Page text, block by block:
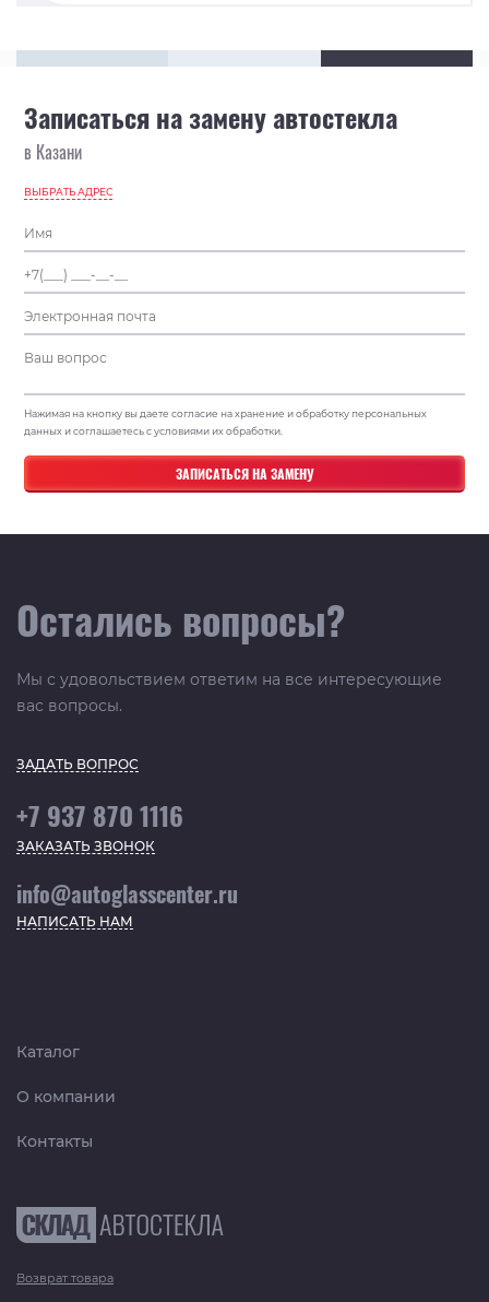
Записаться на замену автостекла
в Казани
ВЫБРАТЬ АДРЕС
Нажимая на кнопку вы даете согласие на хранение и обработку персональных
данных и соглашаетесь с условиями их обработки.
Остались вопросы?
Мы с удовольствием ответим на все интересующие
вас вопросы.
ЗАДАТЬ ВОПРОС
+7 937 870 1116
ЗАКАЗАТЬ ЗВОНОК
info@autoglasscenter.ru
НАПИСАТЬ НАМ
Каталог
О компании
Контакты
Возврат товара